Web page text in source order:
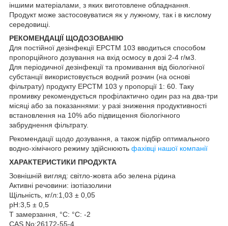
іншими матеріалами, з яких виготовлене обладнання.
Продукт може застосовуватися як у лужному, так і в кислому
середовищі.
РЕКОМЕНДАЦІЇ ЩОДОЗОВАНІЮ
Для постійної дезінфекції ЕРСTM 103 вводиться способом
пропорційного дозування на вхід осмосу в дозі 2-4 г/м3.
Для періодичної дезінфекції та промивання від біологічної
субстанції використовується водний розчин (на основі
фільтрату) продукту ЕРСTM 103 у пропорції 1: 60. Таку
промивку рекомендується профілактично один раз на два-три
місяці або за показаннями: у разі зниження продуктивності
встановлення на 10% або підвищення біологічного
забруднення фільтрату.
Рекомендації щодо дозування, а також підбір оптимального
водно-хімічного режиму здійснюють фахівці нашої компанії
ХАРАКТЕРИСТИКИ ПРОДУКТА
Зовнішній вигляд: світло-жовта або зелена рідина
Активні речовини: ізотіазолини
Щільність, кг/л:1,03 ± 0,05
pH:3,5 ± 0,5
T замерзання, °C: °C: -2
CAS No:26172-55-4